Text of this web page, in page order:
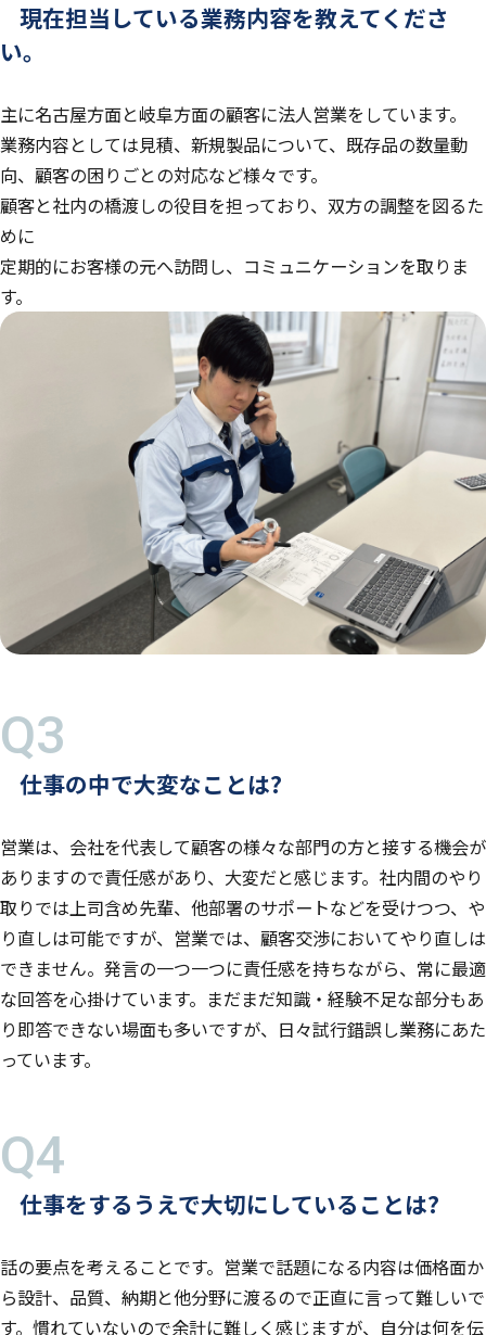
現在担当している業務内容を教えてくださ
い。
主に名古屋方面と岐阜方面の顧客に法人営業をしています。
業務内容としては見積、新規製品について、既存品の数量動
向、顧客の困りごとの対応など様々です。
顧客と社内の橋渡しの役目を担っており、双方の調整を図るた
めに
定期的にお客様の元へ訪問し、コミュニケーションを取りま
す。
仕事の中で大変なことは?
営業は、会社を代表して顧客の様々な部門の方と接する機会が
ありますので責任感があり、大変だと感じます。社内間のやり
取りでは上司含め先輩、他部署のサポートなどを受けつつ、や
り直しは可能ですが、営業では、顧客交渉においてやり直しは
できません。発言の一つ一つに責任感を持ちながら、常に最適
な回答を心掛けています。まだまだ知識・経験不足な部分もあ
り即答できない場面も多いですが、日々試行錯誤し業務にあた
っています。
仕事をするうえで大切にしていることは?
話の要点を考えることです。営業で話題になる内容は価格面か
ら設計、品質、納期と他分野に渡るので正直に言って難しいで
す。慣れていないので余計に難しく感じますが、自分は何を伝